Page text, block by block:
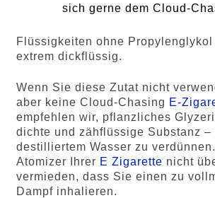
sich gerne dem Cloud-
Flüssigkeiten ohne
extrem dickflüssig.
Wenn Sie diese Zutat nicht
aber keine Cloud-Chasing E-
empfehlen wir, pflanzliches
dichte und zähflüssige Substanz –
destilliertem Wasser zu
Atomizer Ihrer E Zigarette nicht
vermieden, dass Sie einen zu
Dampf inhalieren.